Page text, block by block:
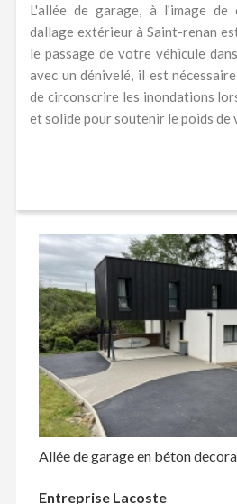
L'allée de garage, à l'image de
dallage extérieur à Saint-renan
le passage de votre véhicule
avec un dénivelé, il est
de circonscrire les inondations
et solide pour soutenir le poids de
Allée de garage en béton
Entreprise Lacoste